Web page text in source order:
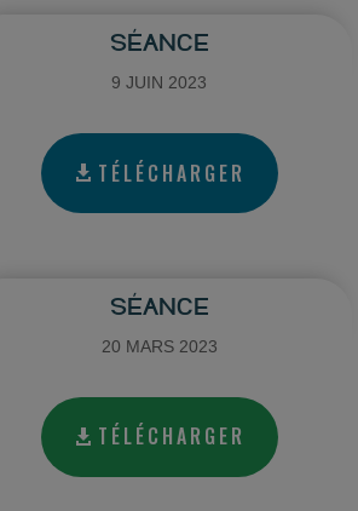
SÉANCE
9 JUIN 2023
TÉLÉCHARGER
SÉANCE
20 MARS 2023
TÉLÉCHARGER